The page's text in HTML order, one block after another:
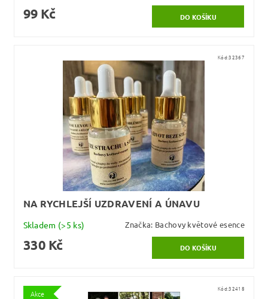
99 Kč
Kód:32367
NA RYCHLEJŠÍ UZDRAVENÍ A ÚNAVU
Skladem (>5 ks) Značka: Bachovy květové esence
330 Kč
Akce
Kód:32418